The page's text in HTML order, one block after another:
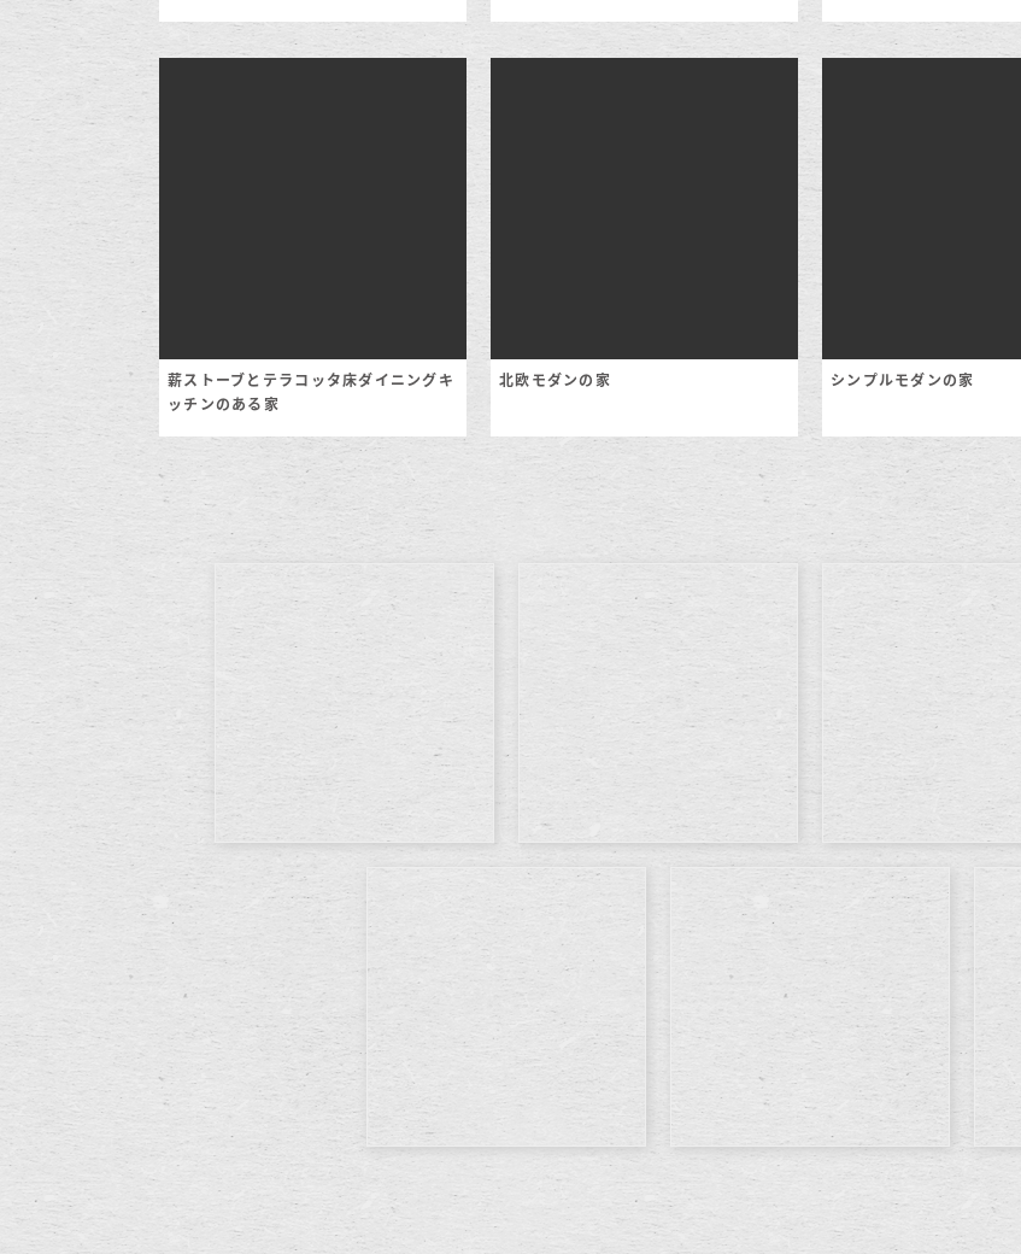
薪ストーブとテラコッタ床ダイニングキ
ッチンのある家
北欧モダンの家 シンプルモダンの家